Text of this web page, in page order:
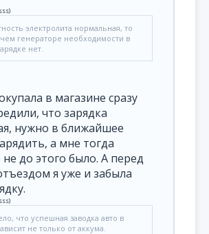
)
электролита нормальная, то
генераторе необходимости в
нет.
в магазине сразу
что зарядка
нужно в ближайшее
а мне тогда
до этого было. А перед
я уже и забыла
)
что успешная заводка авто в
не только от аккума.